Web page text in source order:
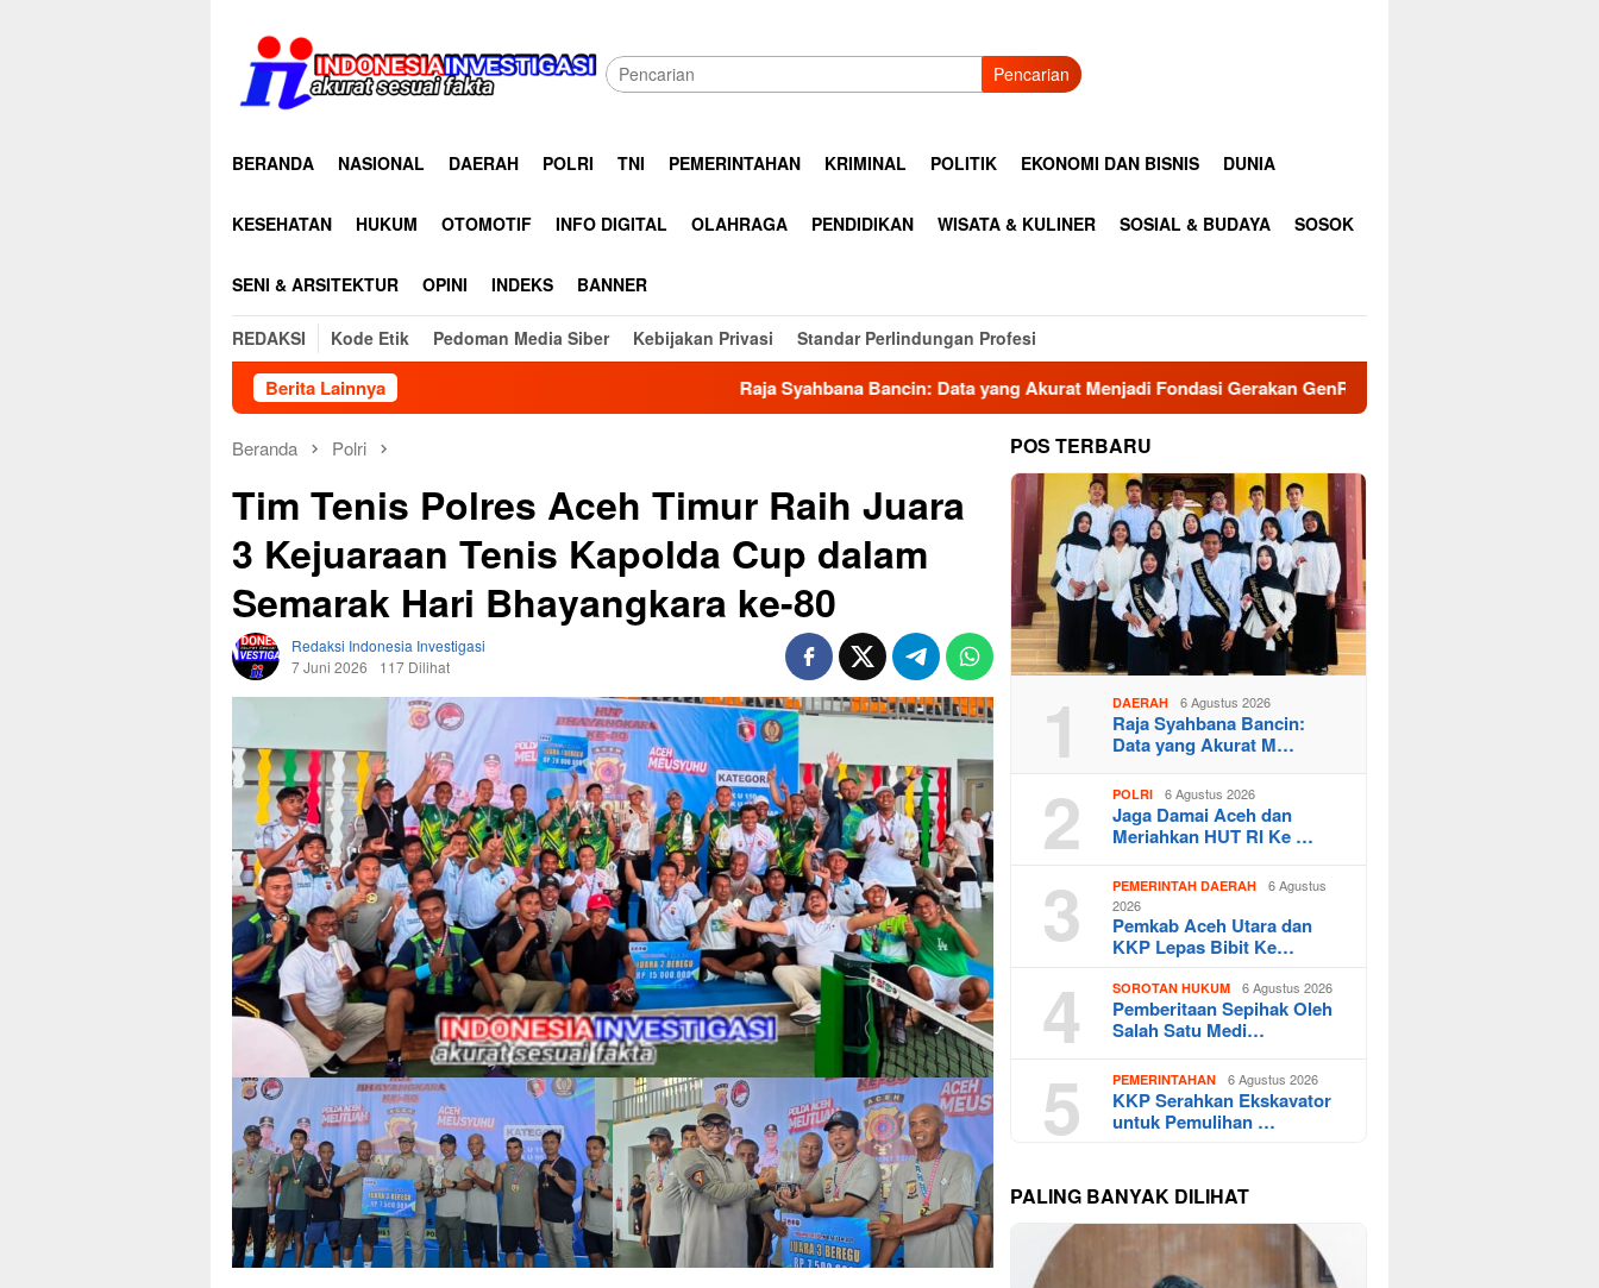
konten
Pencarian
BERANDA NASIONAL DAERAH POLRI TNI PEMERINTAHAN KRIMINAL POLITIK EKONOMI DAN BISNIS DUNIA
KESEHATAN HUKUM OTOMOTIF INFO DIGITAL OLAHRAGA PENDIDIKAN WISATA & KULINER SOSIAL & BUDAYA SOSOK
SENI & ARSITEKTUR OPINI INDEKS BANNER
REDAKSI Kode Etik Pedoman Media Siber Kebijakan Privasi Standar Perlindungan Profesi
Berita Lainnya Raja Syahbana Bancin: Data yang Akurat Menjadi Fondasi Gerakan GenRe di Subulussalam
Beranda Polri
Tim Tenis Polres Aceh Timur Raih Juara
3 Kejuaraan Tenis Kapolda Cup dalam
Semarak Hari Bhayangkara ke-80
Redaksi Indonesia Investigasi
7 Juni 2026
117 Dilihat
POS TERBARU
1 DAERAH 6 Agustus 2026
Raja Syahbana Bancin:
Data yang Akurat M…
2 POLRI 6 Agustus 2026
Jaga Damai Aceh dan
Meriahkan HUT RI Ke …
3 PEMERINTAH DAERAH
6 Agustus
2026
Pemkab Aceh Utara dan
KKP Lepas Bibit Ke…
4 SOROTAN HUKUM 6 Agustus 2026
Pemberitaan Sepihak Oleh
Salah Satu Medi…
5 PEMERINTAHAN 6 Agustus 2026
KKP Serahkan Ekskavator
untuk Pemulihan …
PALING BANYAK DILIHAT